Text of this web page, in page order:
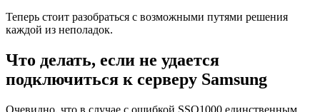
Теперь стоит разобраться с возможными путями решения
каждой из неполадок.
Что делать, если не удается
подключиться к серверу Samsung